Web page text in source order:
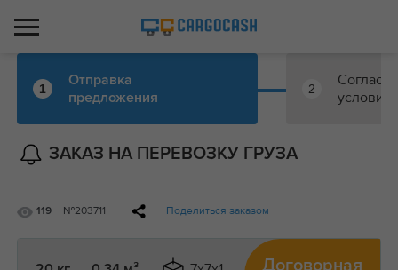
1
Отправка
предложения
2
условий
ЗАКАЗ НА ПЕРЕВОЗКУ ГРУЗА
119 №203711 Поделиться заказом
Договорная